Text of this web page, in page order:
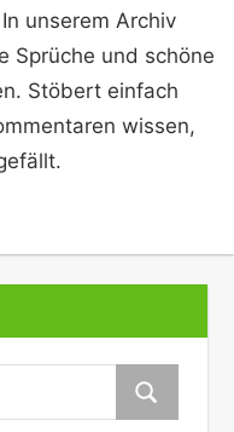
unserem Archiv
Sprüche und schöne
Stöbert einfach
wissen,